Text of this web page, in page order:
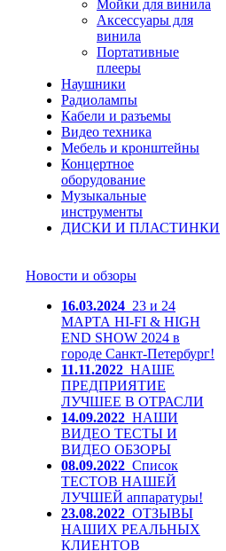
Мойки для винила
Аксессуары для
винила
Портативные
плееры
Наушники
Радиолампы
Кабели и разъемы
Видео техника
Мебель и кронштейны
Концертное
оборудование
Музыкальные
инструменты
ДИСКИ И ПЛАСТИНКИ
Новости и обзоры
16.03.2024 23 и 24
МАРТА HI-FI & HIGH
END SHOW 2024 в
городе Санкт-Петербург!
11.11.2022 НАШЕ
ПРЕДПРИЯТИЕ
ЛУЧШЕЕ В ОТРАСЛИ
14.09.2022 НАШИ
ВИДЕО ТЕСТЫ И
ВИДЕО ОБЗОРЫ
08.09.2022 Список
ТЕСТОВ НАШЕЙ
ЛУЧШЕЙ аппаратуры!
23.08.2022 ОТЗЫВЫ
НАШИХ РЕАЛЬНЫХ
КЛИЕНТОВ